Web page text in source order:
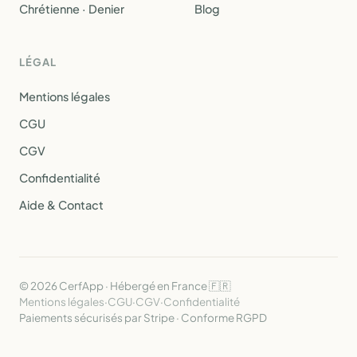
Chrétienne · Denier
Blog
LÉGAL
Mentions légales
CGU
CGV
Confidentialité
Aide & Contact
© 2026 CerfApp · Hébergé en France 🇫🇷
Mentions légales·CGU·CGV·Confidentialité
Paiements sécurisés par Stripe · Conforme RGPD